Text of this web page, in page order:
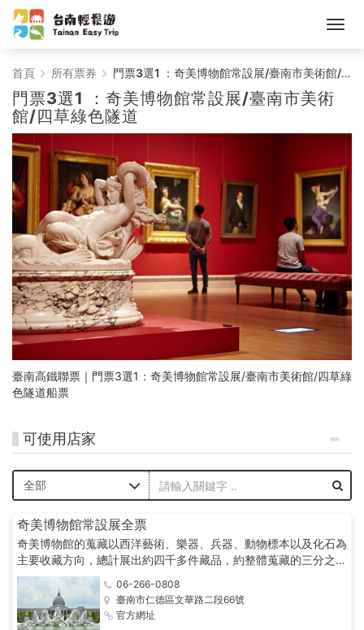
台
南
輕
鬆
遊
首頁 所有票券 門票3選1 ：奇美博物館常設展/臺南市美術館/四草綠色隧道
門票3選1 ：奇美博物館常設展/臺南市美術
館/四草綠色隧道
臺南高鐵聯票｜門票3選1：奇美博物館常設展/臺南市美術館/四草綠
色隧道船票
可使用店家
奇美博物館常設展全票
奇美博物館的蒐藏以西洋藝術、樂器、兵器、動物標本以及化石為
主要收藏方向，總計展出約四千多件藏品，約整體蒐藏的三分之
一。創辦人許文龍先生表示：「好的文物不能只是自己欣賞，也要
分享給更多人欣賞；蒐藏文物不能只是自己喜歡的品味，更重要是
大眾都能喜歡的風格」。
06-266-0808
臺南市仁德區文華路二段66號
官方網址